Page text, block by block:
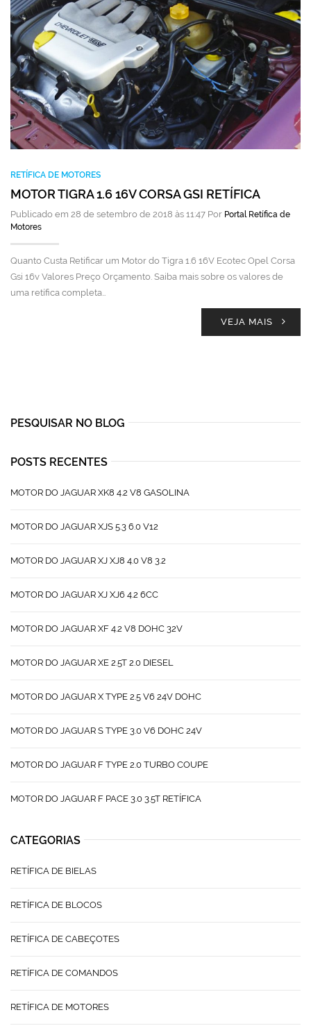
RETÍFICA DE MOTORES
MOTOR TIGRA 1.6 16V CORSA GSI RETÍFICA
Publicado em 28 de setembro de 2018 às 11:47 Por Portal Retífica de
Motores
Quanto Custa Retificar um Motor do Tigra 1.6 16V Ecotec Opel Corsa
Gsi 16v Valores Preço Orçamento. Saiba mais sobre os valores de
uma retífica completa…
VEJA MAIS
PESQUISAR NO BLOG
POSTS RECENTES
MOTOR DO JAGUAR XK8 4.2 V8 GASOLINA
MOTOR DO JAGUAR XJS 5.3 6.0 V12
MOTOR DO JAGUAR XJ XJ8 4.0 V8 3.2
MOTOR DO JAGUAR XJ XJ6 4.2 6CC
MOTOR DO JAGUAR XF 4.2 V8 DOHC 32V
MOTOR DO JAGUAR XE 2.5T 2.0 DIESEL
MOTOR DO JAGUAR X TYPE 2.5 V6 24V DOHC
MOTOR DO JAGUAR S TYPE 3.0 V6 DOHC 24V
MOTOR DO JAGUAR F TYPE 2.0 TURBO COUPE
MOTOR DO JAGUAR F PACE 3.0 3.5T RETÍFICA
CATEGORIAS
RETÍFICA DE BIELAS
RETÍFICA DE BLOCOS
RETÍFICA DE CABEÇOTES
RETÍFICA DE COMANDOS
RETÍFICA DE MOTORES